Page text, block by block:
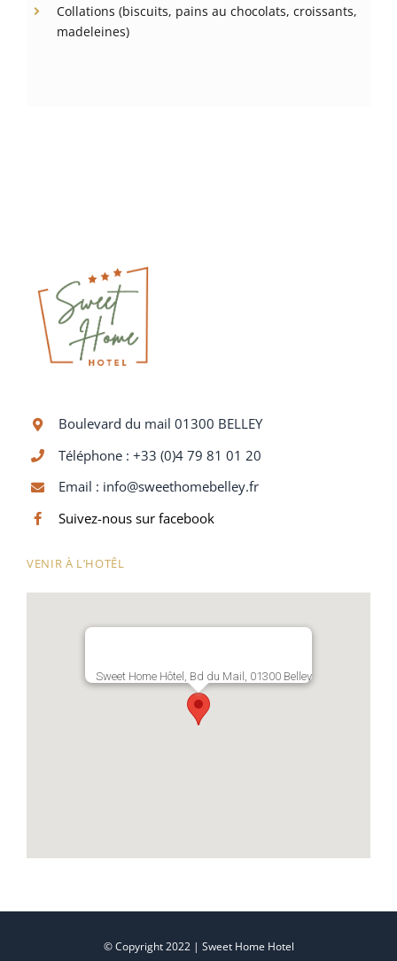
Collations (biscuits, pains au chocolats, croissants,
madeleines)
Boulevard du mail 01300 BELLEY
Téléphone : +33 (0)4 79 81 01 20
Email : info@sweethomebelley.fr
Suivez-nous sur facebook
VENIR À L’HOTÊL
Sweet Home Hôtel, Bd du Mail, 01300 Belley
© Copyright 2022 | Sweet Home Hotel